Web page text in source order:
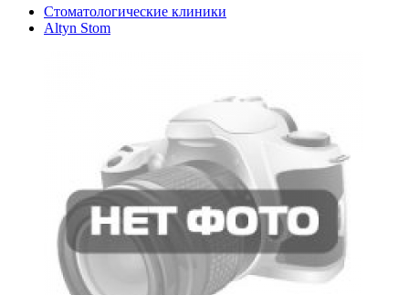
Стоматологические клиники
Altyn Stom